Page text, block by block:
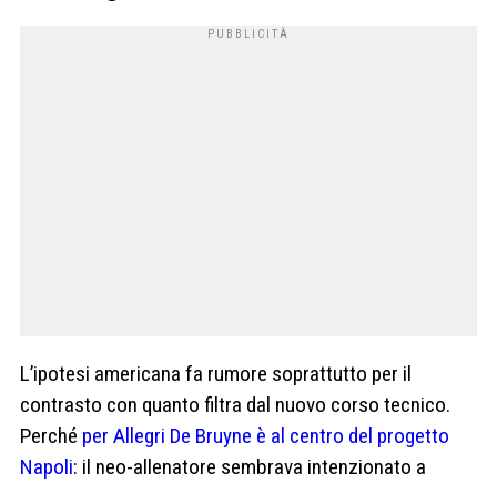
L’ipotesi americana fa rumore soprattutto per il
contrasto con quanto filtra dal nuovo corso tecnico.
Perché per Allegri De Bruyne è al centro del progetto
Napoli: il neo-allenatore sembrava intenzionato a